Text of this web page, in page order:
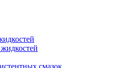
смазок